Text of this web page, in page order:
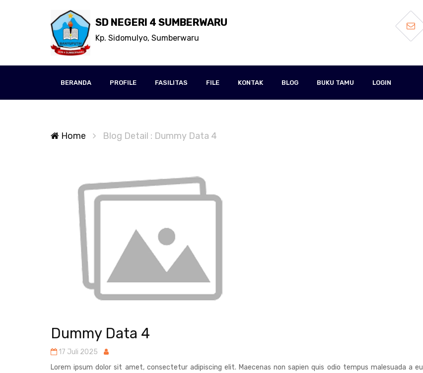
SD NEGERI 4 SUMBERWARU
Kp. Sidomulyo, Sumberwaru
BERANDA PROFILE FASILITAS FILE KONTAK BLOG BUKU TAMU LOGIN
Home Blog Detail : Dummy Data 4
Dummy Data 4
17 Juli 2025
Lorem ipsum dolor sit amet, consectetur adipiscing elit. Maecenas non sapien quis odio tempus malesuada a eu